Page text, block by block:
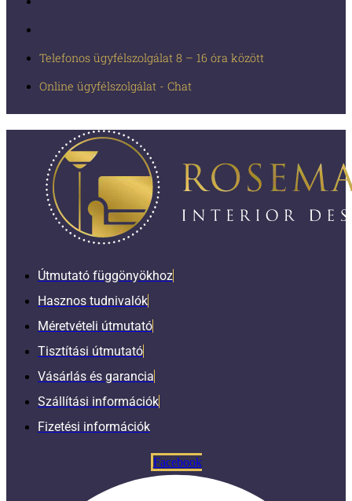
Telefonos ügyfélszolgálat 8 – 16 óra között
Online ügyfélszolgálat - Chat
Útmutató függönyökhoz
Hasznos tudnivalók
Méretvételi útmutató
Tisztítási útmutató
Vásárlás és garancia
Szállítási információk
Fizetési információk
Facebook